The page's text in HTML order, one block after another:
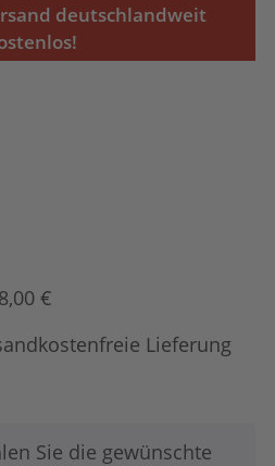
deutschlandweit
€
Lieferung
Sie die gewünschte